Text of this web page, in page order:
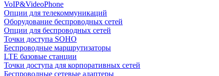
VoIP&VideoPhone
Опции для телекоммуникаций
Оборудование беспроводных сетей
Опции для беспроводных сетей
Точки доступа SOHO
Беспроводные маршрутизаторы
LTE базовые станции
Точки доступа для корпоративных сетей
Беспроводные сетевые адаптеры